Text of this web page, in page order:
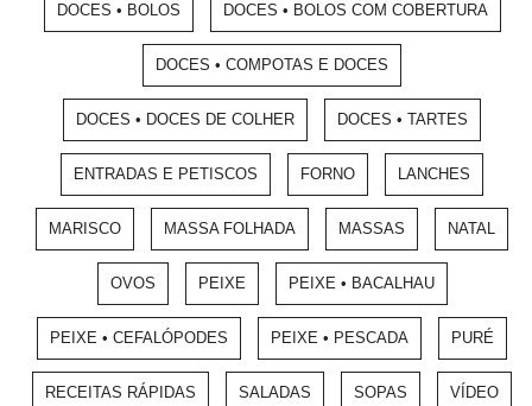
DOCES • BOLOS DOCES • BOLOS COM COBERTURA
DOCES • COMPOTAS E DOCES
DOCES • DOCES DE COLHER DOCES • TARTES
ENTRADAS E PETISCOS FORNO LANCHES
MARISCO MASSA FOLHADA MASSAS NATAL
OVOS PEIXE PEIXE • BACALHAU
PEIXE • CEFALÓPODES PEIXE • PESCADA PURÉ
RECEITAS RÁPIDAS SALADAS SOPAS VÍDEO